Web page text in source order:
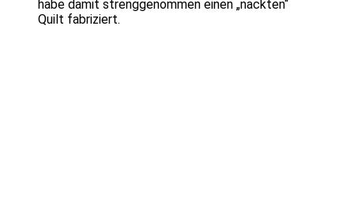
habe damit strenggenommen einen „nackten“
Quilt fabriziert.